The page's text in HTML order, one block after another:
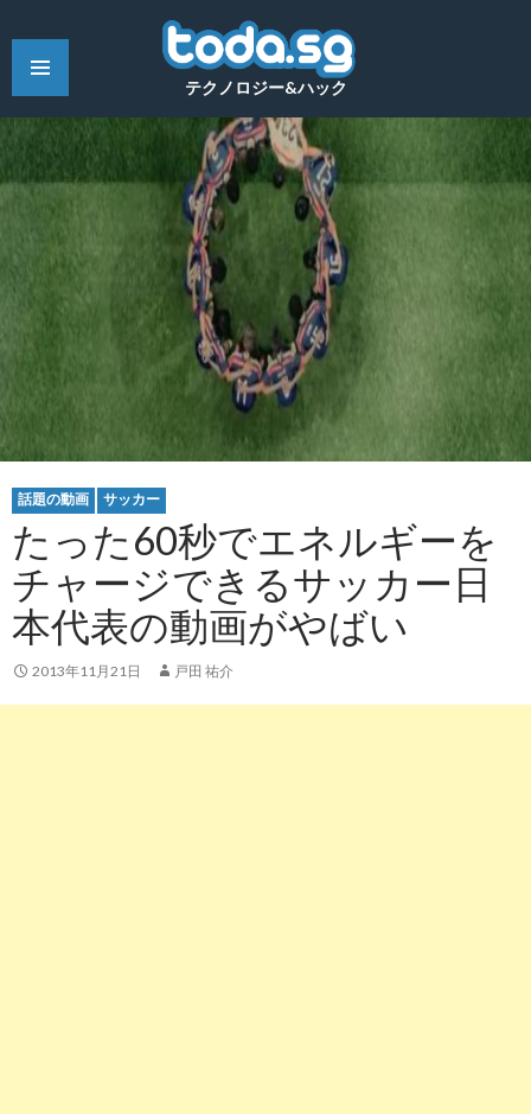
テクノロジー&ハック
話題の動画 サッカー
たった60秒でエネルギーを
チャージできるサッカー日
本代表の動画がやばい
2013年11月21日 戸田 祐介